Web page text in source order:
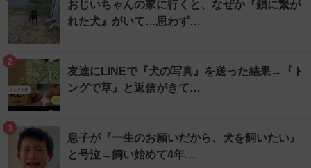
おじいちゃんの家に行くと、なぜか『鎖に繋が
れた犬』がいて…思わず…
2
友達にLINEで『犬の写真』を送った結果→『ト
ングで草』と返信がきて…
3
息子が『一生のお願いだから、犬を飼いたい』
と号泣→飼い始めて4年…